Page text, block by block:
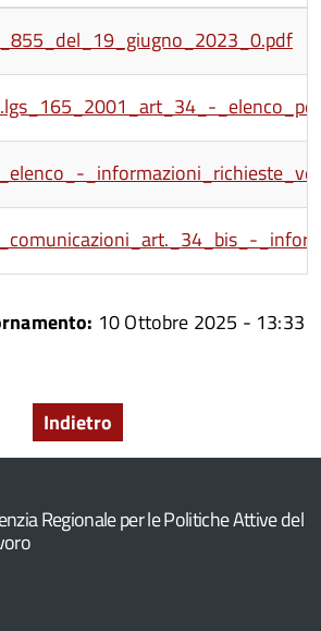
10 Ottobre 2025 - 13:33
Indietro
Regionale per le Politiche Attive del